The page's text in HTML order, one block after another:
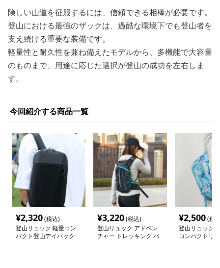
険しい山道を征服するには、信頼できる相棒が必要です。
登山における最強のザックは、過酷な環境下でも登山者を
支え続ける重要な装備です。
軽量性と耐久性を兼ね備えたモデルから、多機能で大容量
のものまで、用途に応じた選択が登山の成功を左右しま
す。
今回紹介する商品一覧
¥2,320(税込)
登山リュック 軽量コン
パクト登山デイパック
¥3,220(税込)
登山リュック アドベン
チャー トレッキング バ
¥2,500(税
登山リュック
コンパクトリ